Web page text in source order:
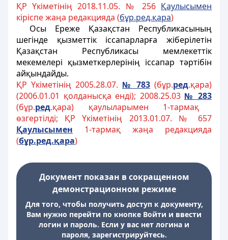
ҚР Үкіметінің 2018.11.05. № 256 Қаулысымен
кiрiспе жаңа редакцияда (бұр.ред.қара)
Осы Ереже Қазақстан Республикасының
шегiнде қызметтiк iссапарларға жiберiлетiн
Қазақстан Республикасы мемлекеттiк
мекемелерi қызметкерлерiнің іссапар тәртібін
айқындайды.
ҚР Үкіметінің 2005.28.07. № 783 (бұр.ред.қара)
(2006.01.01 қолданысқа енді); 2008.25.03 № 283
(бұр.ред.қара) қаулыларымен 1-тармақ
өзгертілді; ҚР Үкіметінің 2013.01.07. № 657
Қаулысымен 1-тармақ жаңа редакцияда
(бұр.ред.қара)
Документ показан в сокращенном
демонстрационном режиме
Для того, чтобы получить доступ к документу,
Вам нужно перейти по кнопке Войти и ввести
логин и пароль. Если у вас нет логина и
пароля, зарегистрируйтесь.